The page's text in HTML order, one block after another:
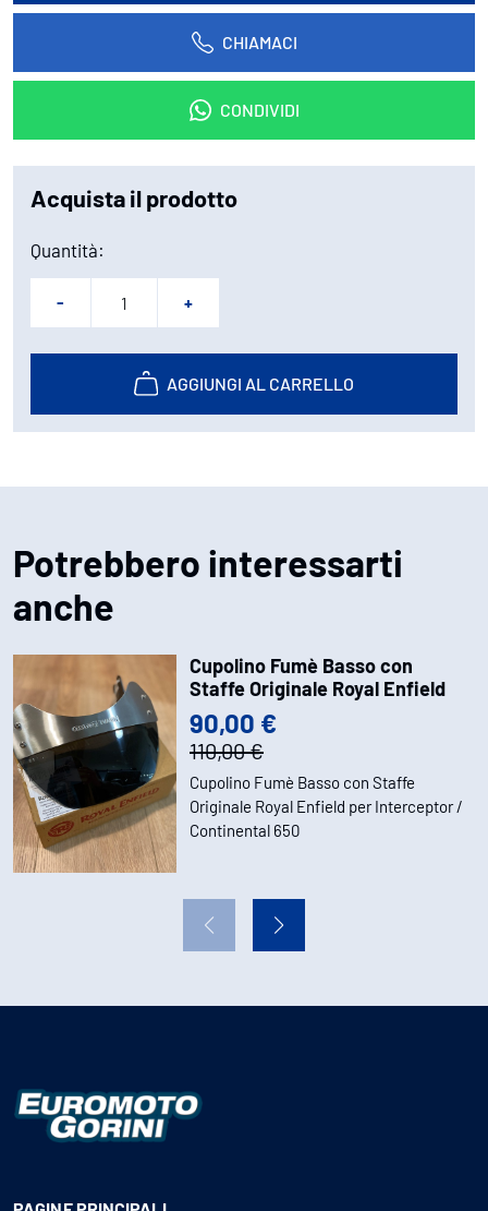
CHIAMACI
CONDIVIDI
Acquista il prodotto
Quantità:
- +
AGGIUNGI AL CARRELLO
Potrebbero interessarti
anche
Cupolino Fumè Basso con
Staffe Originale Royal Enfield
90,00 €
110,00 €
Cupolino Fumè Basso con Staffe
Originale Royal Enfield per Interceptor /
Continental 650